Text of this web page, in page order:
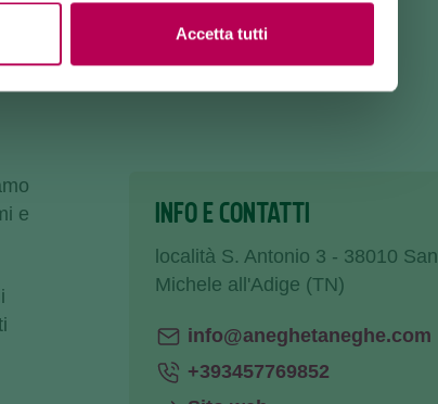
Accetta tutti
e
INFO E CONTATTI
località S. Antonio 3 - 38010 San
Michele all'Adige (TN)
info@aneghetaneghe.com
+393457769852